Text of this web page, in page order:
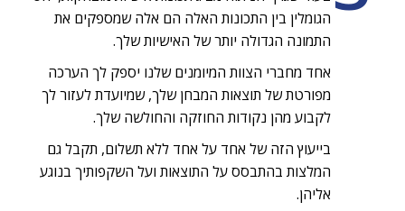
הגומלין בין התכונות האלה הם אלה שמספקים את
התמונה הגדולה יותר של האישיות שלך.
אחד מחברי הצוות המיומנים שלנו יספק לך הערכה
מפורטת של תוצאות המבחן שלך, שמיועדת לעזור לך
לקבוע מהן נקודות החוזקה והחולשה שלך.
בייעוץ הזה של אחד על אחד ללא תשלום, תקבל גם
המלצות בהתבסס על התוצאות ועל השקפותיך בנוגע
אליהן.